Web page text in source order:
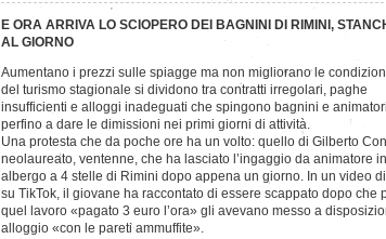
E ORA ARRIVA LO SCIOPERO DEI BAGNINI DI RIMINI,
AL GIORNO
Aumentano i prezzi sulle spiagge ma non migliorano le
del turismo stagionale si dividono tra contratti irregolari, paghe
insufficienti e alloggi inadeguati che spingono bagnini e animatori
perfino a dare le dimissioni nei primi giorni di attività.
Una protesta che da poche ore ha un volto: quello di Gilberto
neolaureato, ventenne, che ha lasciato l’ingaggio da animatore
albergo a 4 stelle di Rimini dopo appena un giorno. In un video
su TikTok, il giovane ha raccontato di essere scappato dopo che
quel lavoro «pagato 3 euro l’ora» gli avevano messo a
alloggio «con le pareti ammuffite».